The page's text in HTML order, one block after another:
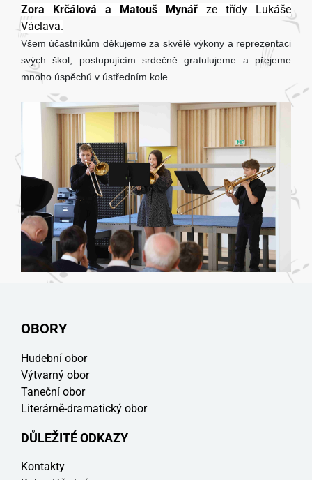
Zora Krčálová a Matouš Mynář ze třídy Lukáše
Václava.
Všem účastníkům děkujeme za skvělé výkony a reprezentaci
svých škol, postupujícím srdečně gratulujeme a přejeme
mnoho úspěchů v ústředním kole.
OBORY
Hudební obor
Výtvarný obor
Taneční obor
Literárně-dramatický obor
DŮLEŽITÉ ODKAZY
Kontakty